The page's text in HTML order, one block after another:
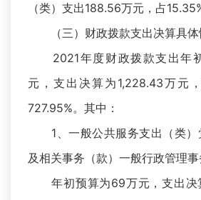
（类）支出188.56万元，占
（三）财政拨款支出决算具体
2021年度财政拨款支出年
元，支出决算为1,228.43万元
727.95%。其中：
1、一般公共服务支出（类）
及相关事务（款）一般行政管理事
年初预算为69万元，支出决